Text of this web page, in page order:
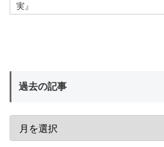
実』
過去の記事